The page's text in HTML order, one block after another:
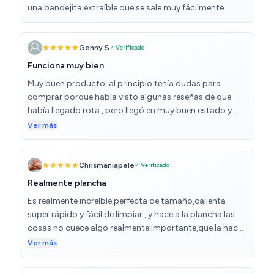
una bandejita extraíble que se sale muy fácilmente.
Genny S✓ Verificado
Funciona muy bien
Muy buen producto, al principio tenía dudas para
comprar porque había visto algunas reseñas de que
había llegado rota , pero llegó en muy buen estado y
funciona de maravilla. La recomiendo
Ver más
Chrismaniapele✓ Verificado
Realmente plancha
Es realmente increíble,perfecta de tamaño,calienta
super rápido y fácil de limpiar , y hace a la plancha las
cosas no cuece algo realmente importante,que la hace
realmente su valor añadido, aunque es realmente su
utilidad,no todas la cumple y está si.
Ver más